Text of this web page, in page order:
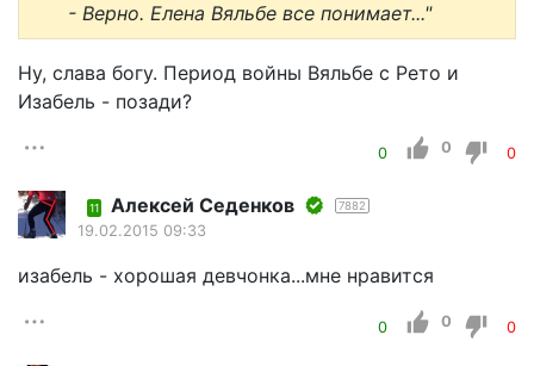
- Верно. Елена Вяльбе все понимает..."
Ну, слава богу. Период войны Вяльбе с Рето и
Изабель - позади?
0 0 0
11 Алексей Седенков 7882
19.02.2015 09:33
изабель - хорошая девчонка...мне нравится
0 0 0